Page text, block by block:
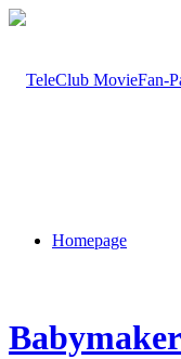
Homepage